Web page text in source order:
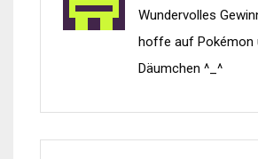
Wundervolles
hoffe auf Pokémon
Däumchen ^_^